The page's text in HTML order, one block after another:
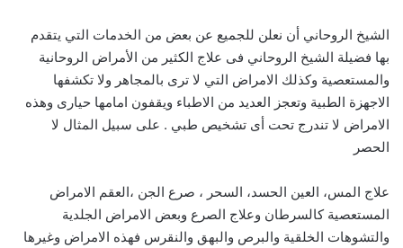
الشيخ الروحاني أن نعلن للجميع عن بعض من الخدمات التي يتقدم
بها فضيلة الشيخ الروحاني فى علاج الكثير من الأمراض الروحانية
والمستعصية وكذلك الامراض التي لا ترى بالمجاهر ولا تكشفها
الاجهزة الطبية وتعجز العديد من الاطباء ويقفون امامها حيارى وهذه
الامراض لا تندرج تحت أى تشخيص طبي . على سبيل المثال لا
الحصر
علاج المس، العين الحسد، السحر ، صرع الجن ،العقم الامراض
المستعصية كالسرطان وعلاج الصرع وبعض الامراض الجلدية
والتشوهات الخلقية والبرص والبهق والنقرس فهذه الامراض وغيرها